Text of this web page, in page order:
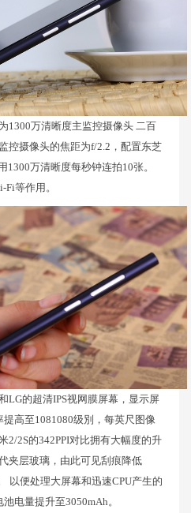
1300万清晰度主监控摄像头 二百
控摄像头的焦距为f/2.2，配置东芝
万清晰度每秒钟连拍10张。
等作用。
LG的超清IPS视网膜屏幕，显示屏
高至1081080级別，每英尺图像
2/2S的342PPI对比拥有大幅度的升
夹层玻璃，由此可见刮痕降低
以便处理大屏幕和迅速CPU产生的
电量提升至3050mAh。